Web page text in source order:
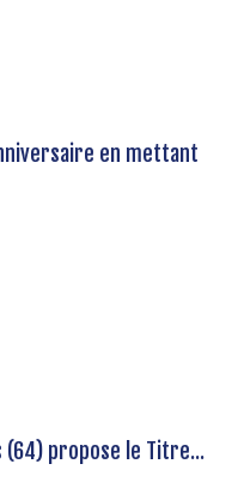
en mettant
(64) propose le Titre...